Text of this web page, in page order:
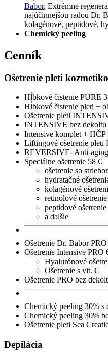
Babor, Extrémne
najúčinnejšou radou Dr.
kolagénové, peptidové,
Chemický peeling
Cenník
Ošetrenie pleti
Hĺbkové čistenie PURE
Hĺbkové čistenie pleti +
Ošetrenie pleti
INTENSIVE bez dekoltu
Intensive komplet + HČP
Liftingové ošetrenie pleti
REVERSIVE- Anti-aging
Špeciálne ošetrenie 58 €
ošetrenie so
hydratačné
kolagénové
retinolové ošetrenie
peptidové ošetrenie
a dalšie
Ošetrenie Dr. Babor PRO
Ošetrenie Intensive PRO
Hyalurónové
Ošetrenie s vit. C
Ošetrenie PRO bez
Chemický peeling 30% s
Chemický peeling 30%
Ošetrenie pleti Sea
Depilácia